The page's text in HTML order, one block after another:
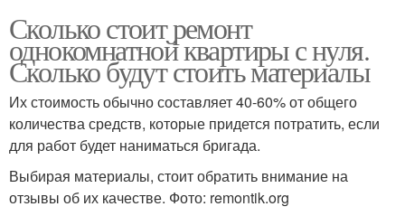
Сколько стоит ремонт
однокомнатной квартиры с нуля.
Сколько будут стоить материалы
Их стоимость обычно составляет 40-60% от общего
количества средств, которые придется потратить, если
для работ будет наниматься бригада.
Выбирая материалы, стоит обратить внимание на
отзывы об их качестве. Фото: remontik.org